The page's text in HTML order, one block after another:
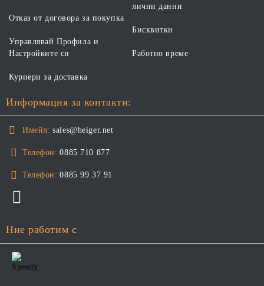
Отказ от договора за покупка
Управлявай Профила и
Настройките си
лични данни
Бисквитки
Работно време
Куриери за доставка
Информация за контакти:
Имейл: sales@heiger.net
Телефон: 0885 710 877
Телефон: 0885 99 37 91
Ние работим с